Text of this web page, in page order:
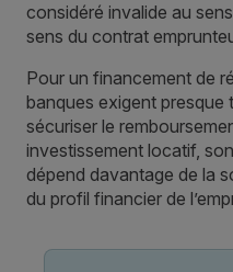
considéré invalide au
sens du contrat
Pour un financement de
banques exigent
sécuriser le
investissement locatif,
dépend davantage de la
du profil financier de